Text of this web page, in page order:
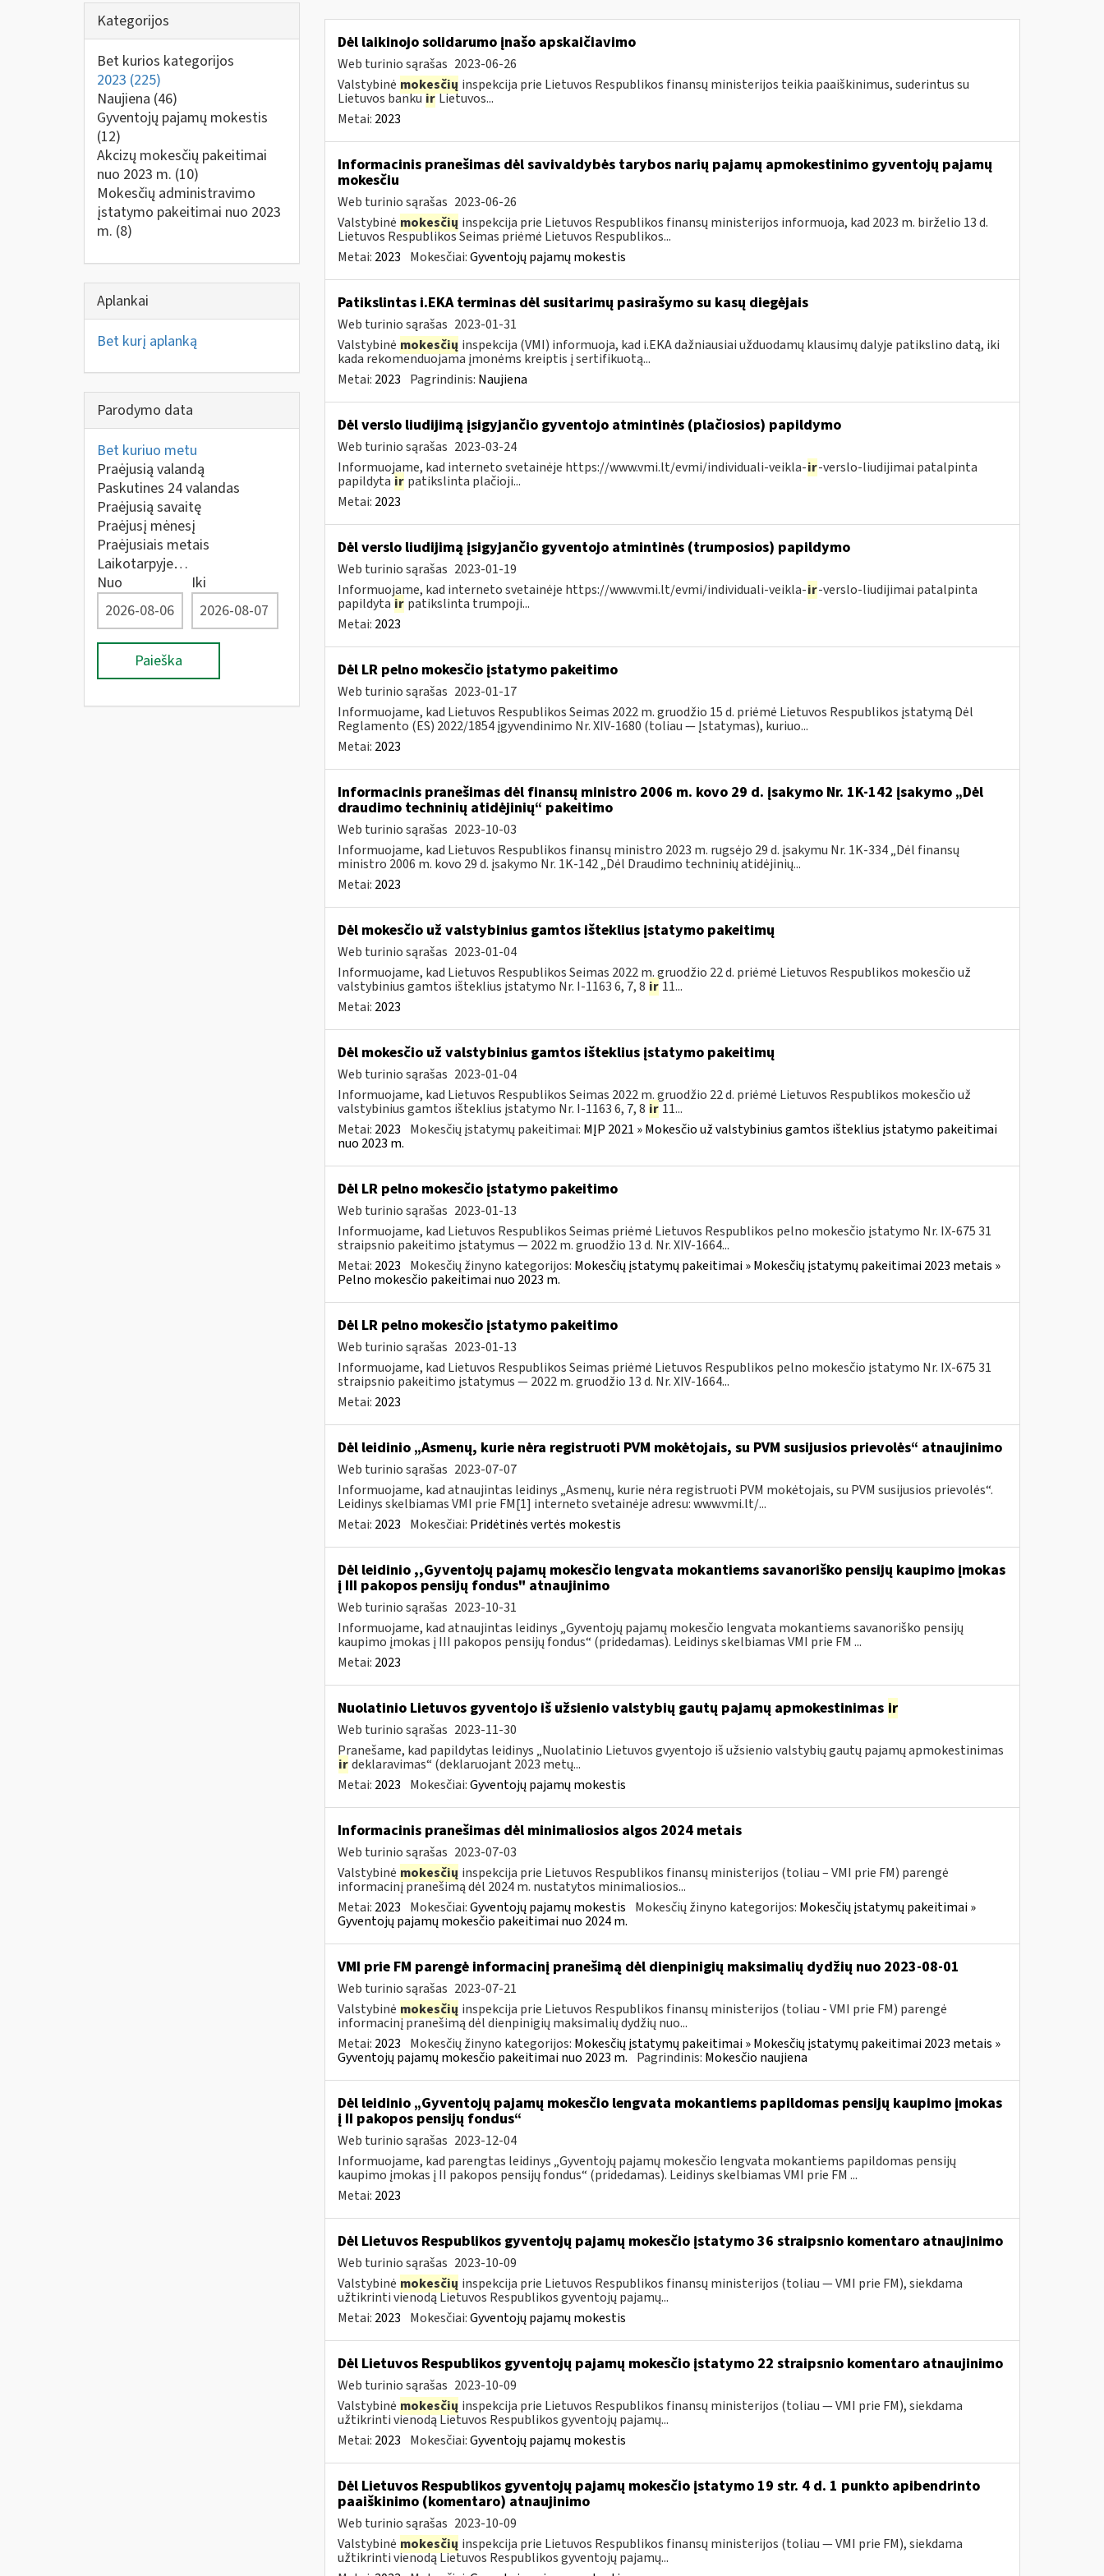
Kategorijos
Bet kurios kategorijos
2023 (225)
Naujiena (46)
Gyventojų pajamų mokestis
(12)
Akcizų mokesčių pakeitimai
nuo 2023 m. (10)
Mokesčių administravimo
įstatymo pakeitimai nuo 2023
m. (8)
Aplankai
Bet kurį aplanką
Parodymo data
Bet kuriuo metu
Praėjusią valandą
Paskutines 24 valandas
Praėjusią savaitę
Praėjusį mėnesį
Praėjusiais metais
Laikotarpyje…
Nuo
Iki
Paieška
Dėl laikinojo solidarumo įnašo apskaičiavimo
Web turinio sąrašas 2023-06-26
Valstybinė mokesčių inspekcija prie Lietuvos Respublikos finansų ministerijos teikia paaiškinimus, suderintus su
Lietuvos bankuirLietuvos...
Metai: 2023
Informacinis pranešimas dėl savivaldybės tarybos narių pajamų apmokestinimo gyventojų pajamų
mokesčiu
Web turinio sąrašas 2023-06-26
Valstybinė mokesčių inspekcija prie Lietuvos Respublikos finansų ministerijos informuoja, kad 2023 m. birželio 13 d.
Lietuvos Respublikos Seimas priėmė Lietuvos Respublikos...
Metai: 2023 Mokesčiai:Gyventojų pajamų mokestis
Patikslintas i.EKA terminas dėl susitarimų pasirašymo su kasų diegėjais
Web turinio sąrašas 2023-01-31
Valstybinė mokesčių inspekcija (VMI) informuoja, kad i.EKA dažniausiai užduodamų klausimų dalyje patikslino datą, iki
kada rekomenduojama įmonėms kreiptis į sertifikuotą...
Metai: 2023 Pagrindinis: Naujiena
Dėl verslo liudijimą įsigyjančio gyventojo atmintinės (plačiosios) papildymo
Web turinio sąrašas 2023-03-24
Informuojame, kad interneto svetainėje https://www.vmi.lt/evmi/individuali-veikla-ir-verslo-liudijimai patalpinta
papildyta ir patikslinta plačioji...
Metai: 2023
Dėl verslo liudijimą įsigyjančio gyventojo atmintinės (trumposios) papildymo
Web turinio sąrašas 2023-01-19
Informuojame, kad interneto svetainėje https://www.vmi.lt/evmi/individuali-veikla-ir-verslo-liudijimai patalpinta
papildyta ir patikslinta trumpoji...
Metai: 2023
Dėl LR pelno mokesčio įstatymo pakeitimo
Web turinio sąrašas 2023-01-17
Informuojame, kad Lietuvos Respublikos Seimas 2022 m. gruodžio 15 d. priėmė Lietuvos Respublikos įstatymą Dėl
Reglamento (ES) 2022/1854 įgyvendinimo Nr. XIV-1680 (toliau — Įstatymas), kuriuo...
Metai: 2023
Informacinis pranešimas dėl finansų ministro 2006 m. kovo 29 d. įsakymo Nr. 1K-142 įsakymo „Dėl
draudimo techninių atidėjinių“ pakeitimo
Web turinio sąrašas 2023-10-03
Informuojame, kad Lietuvos Respublikos finansų ministro 2023 m. rugsėjo 29 d. įsakymu Nr. 1K-334 „Dėl finansų
ministro 2006 m. kovo 29 d. įsakymo Nr. 1K-142 „Dėl Draudimo techninių atidėjinių...
Metai: 2023
Dėl mokesčio už valstybinius gamtos išteklius įstatymo pakeitimų
Web turinio sąrašas 2023-01-04
Informuojame, kad Lietuvos Respublikos Seimas 2022 m. gruodžio 22 d. priėmė Lietuvos Respublikos mokesčio už
valstybinius gamtos išteklius įstatymo Nr. I-1163 6, 7, 8 ir 11...
Metai: 2023
Dėl mokesčio už valstybinius gamtos išteklius įstatymo pakeitimų
Web turinio sąrašas 2023-01-04
Informuojame, kad Lietuvos Respublikos Seimas 2022 m. gruodžio 22 d. priėmė Lietuvos Respublikos mokesčio už
valstybinius gamtos išteklius įstatymo Nr. I-1163 6, 7, 8 ir 11...
Metai: 2023 Mokesčių įstatymų pakeitimai: MĮP 2021 » Mokesčio už valstybinius gamtos išteklius įstatymo pakeitimai
nuo 2023 m.
Dėl LR pelno mokesčio įstatymo pakeitimo
Web turinio sąrašas 2023-01-13
Informuojame, kad Lietuvos Respublikos Seimas priėmė Lietuvos Respublikos pelno mokesčio įstatymo Nr. IX-675 31
straipsnio pakeitimo įstatymus — 2022 m. gruodžio 13 d. Nr. XIV-1664...
Metai: 2023 Mokesčių žinyno kategorijos: Mokesčių įstatymų pakeitimai » Mokesčių įstatymų pakeitimai 2023 metais »
Pelno mokesčio pakeitimai nuo 2023 m.
Dėl LR pelno mokesčio įstatymo pakeitimo
Web turinio sąrašas 2023-01-13
Informuojame, kad Lietuvos Respublikos Seimas priėmė Lietuvos Respublikos pelno mokesčio įstatymo Nr. IX-675 31
straipsnio pakeitimo įstatymus — 2022 m. gruodžio 13 d. Nr. XIV-1664...
Metai: 2023
Dėl leidinio „Asmenų, kurie nėra registruoti PVM mokėtojais, su PVM susijusios prievolės“ atnaujinimo
Web turinio sąrašas 2023-07-07
Informuojame, kad atnaujintas leidinys „Asmenų, kurie nėra registruoti PVM mokėtojais, su PVM susijusios prievolės“.
Leidinys skelbiamas VMI prie FM[1] interneto svetainėje adresu: www.vmi.lt/...
Metai: 2023 Mokesčiai: Pridėtinės vertės mokestis
Dėl leidinio ,,Gyventojų pajamų mokesčio lengvata mokantiems savanoriško pensijų kaupimo įmokas
į III pakopos pensijų fondus" atnaujinimo
Web turinio sąrašas 2023-10-31
Informuojame, kad atnaujintas leidinys „Gyventojų pajamų mokesčio lengvata mokantiems savanoriško pensijų
kaupimo įmokas į III pakopos pensijų fondus“ (pridedamas). Leidinys skelbiamas VMI prie FM ...
Metai: 2023
Nuolatinio Lietuvos gyventojo iš užsienio valstybių gautų pajamų apmokestinimas ir
Web turinio sąrašas 2023-11-30
Pranešame, kad papildytas leidinys „Nuolatinio Lietuvos gvyentojo iš užsienio valstybių gautų pajamų apmokestinimas
ir deklaravimas“ (deklaruojant 2023 metų...
Metai: 2023 Mokesčiai:Gyventojų pajamų mokestis
Informacinis pranešimas dėl minimaliosios algos 2024 metais
Web turinio sąrašas 2023-07-03
Valstybinė mokesčių inspekcija prie Lietuvos Respublikos finansų ministerijos (toliau – VMI prie FM) parengė
informacinį pranešimą dėl 2024 m. nustatytos minimaliosios...
Metai: 2023 Mokesčiai:Gyventojų pajamų mokestis Mokesčių žinyno kategorijos: Mokesčių įstatymų pakeitimai »
Gyventojų pajamų mokesčio pakeitimai nuo 2024 m.
VMI prie FM parengė informacinį pranešimą dėl dienpinigių maksimalių dydžių nuo 2023-08-01
Web turinio sąrašas 2023-07-21
Valstybinė mokesčių inspekcija prie Lietuvos Respublikos finansų ministerijos (toliau - VMI prie FM) parengė
informacinį pranešimą dėl dienpinigių maksimalių dydžių nuo...
Metai: 2023 Mokesčių žinyno kategorijos: Mokesčių įstatymų pakeitimai » Mokesčių įstatymų pakeitimai 2023 metais »
Gyventojų pajamų mokesčio pakeitimai nuo 2023 m. Pagrindinis: Mokesčio naujiena
Dėl leidinio „Gyventojų pajamų mokesčio lengvata mokantiems papildomas pensijų kaupimo įmokas
į II pakopos pensijų fondus“
Web turinio sąrašas 2023-12-04
Informuojame, kad parengtas leidinys „Gyventojų pajamų mokesčio lengvata mokantiems papildomas pensijų
kaupimo įmokas į II pakopos pensijų fondus“ (pridedamas). Leidinys skelbiamas VMI prie FM ...
Metai: 2023
Dėl Lietuvos Respublikos gyventojų pajamų mokesčio įstatymo 36 straipsnio komentaro atnaujinimo
Web turinio sąrašas 2023-10-09
Valstybinė mokesčių inspekcija prie Lietuvos Respublikos finansų ministerijos (toliau — VMI prie FM), siekdama
užtikrinti vienodą Lietuvos Respublikos gyventojų pajamų...
Metai: 2023 Mokesčiai:Gyventojų pajamų mokestis
Dėl Lietuvos Respublikos gyventojų pajamų mokesčio įstatymo 22 straipsnio komentaro atnaujinimo
Web turinio sąrašas 2023-10-09
Valstybinė mokesčių inspekcija prie Lietuvos Respublikos finansų ministerijos (toliau — VMI prie FM), siekdama
užtikrinti vienodą Lietuvos Respublikos gyventojų pajamų...
Metai: 2023 Mokesčiai:Gyventojų pajamų mokestis
Dėl Lietuvos Respublikos gyventojų pajamų mokesčio įstatymo 19 str. 4 d. 1 punkto apibendrinto
paaiškinimo (komentaro) atnaujinimo
Web turinio sąrašas 2023-10-09
Valstybinė mokesčių inspekcija prie Lietuvos Respublikos finansų ministerijos (toliau — VMI prie FM), siekdama
užtikrinti vienodą Lietuvos Respublikos gyventojų pajamų...